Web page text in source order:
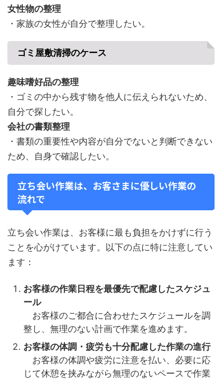
女性物の整理
・家族の女性が自分で整理したい。
ゴミ屋敷清掃のケース
趣味嗜好品の整理
・ゴミの中から残す物を他人に伝えられないため、
自分で探したい。
会社の書類整理
・書類の重要性や内容が自分でないと判断できない
ため、自身で確認したい。
立ち会い作業は、お客さまに優しい作業の
流れで
立ち会い作業は、お客様に最も負担をかけずに行う
ことを心がけています。以下の点に特に注意してい
ます：
お客様の作業日程を最優先で配慮したスケジュ
ール
お客様のご都合に合わせたスケジュールを調
整し、無理のない計画で作業を進めます。
お客様の体調・疲労も十分配慮した作業の進行
お客様の体調や疲労に注意を払い、必要に応
じて休憩を挟みながら無理のないペースで作業